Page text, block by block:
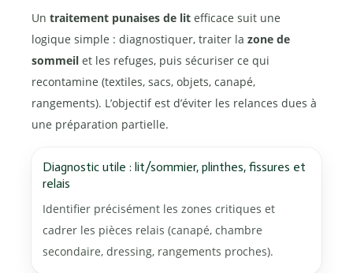
Un traitement punaises de lit efficace suit une
logique simple : diagnostiquer, traiter la zone de
sommeil et les refuges, puis sécuriser ce qui
recontamine (textiles, sacs, objets, canapé,
rangements). L’objectif est d’éviter les relances dues à
une préparation partielle.
Diagnostic utile : lit/sommier, plinthes, fissures et
relais
Identifier précisément les zones critiques et
cadrer les pièces relais (canapé, chambre
secondaire, dressing, rangements proches).